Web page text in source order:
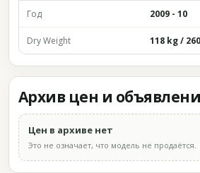
Год 2009 - 10
Dry Weight 118 kg /
Архив цен и
Цен в архиве нет
Это не означает, что модель не продаётся.